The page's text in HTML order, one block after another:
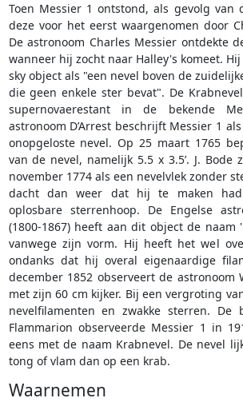
Toen Messier 1 ontstond, als gevolg van
deze voor het eerst waargenomen door
De astronoom Charles Messier ontdekte
wanneer hij zocht naar Halley's komeet.
sky object als "een nevel boven de
die geen enkele ster bevat". De
supernovaerestant in de bekende
astronoom D’Arrest beschrijft Messier 1
onopgeloste nevel. Op 25 maart 1765
van de nevel, namelijk 5.5 x 3.5’. J. Bode
november 1774 als een nevelvlek zonder
dacht dan weer dat hij te maken
oplosbare sterrenhoop. De Engelse
(1800-1867) heeft aan dit object de naam
vanwege zijn vorm. Hij heeft het wel
ondanks dat hij overal eigenaardige
december 1852 observeert de astronoom
met zijn 60 cm kijker. Bij een vergroting
nevelfilamenten en zwakke sterren. De
Flammarion observeerde Messier 1 in
eens met de naam Krabnevel. De nevel
tong of vlam dan op een krab.
Waarnemen